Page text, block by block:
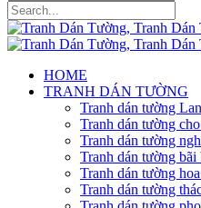
HOME
TRANH DÁN TƯỜNG
Tranh dán tường
Tranh dán tường
Tranh dán tường
Tranh dán tường bãi
Tranh dán tường
Tranh dán tường